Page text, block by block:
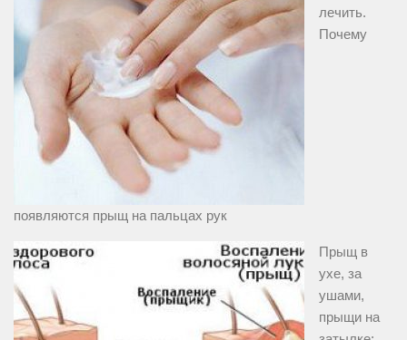
лечить.
Почему
появляются прыщ на пальцах рук
Прыщ в
ухе, за
ушами,
прыщи на